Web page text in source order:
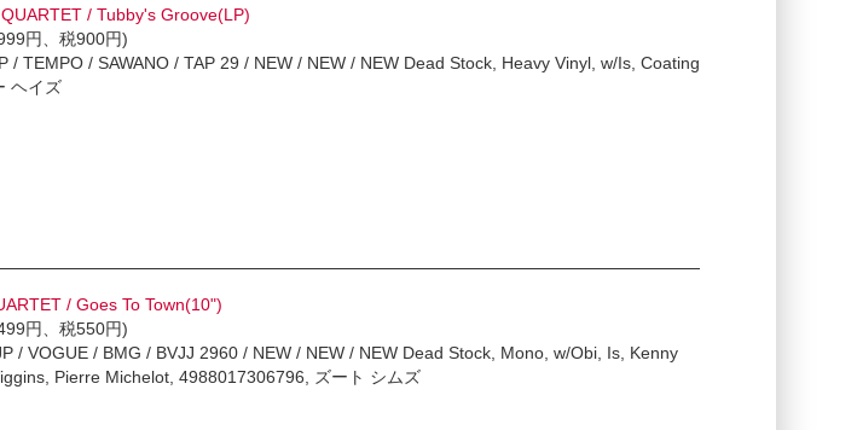
/ Tubby's Groove(LP)
円、税900円)
/ TEMPO / SAWANO / TAP 29 / NEW / NEW / NEW Dead Stock, Heavy Vinyl, w/Is, Coating
ヘイズ
/ Goes To Town(10")
円、税550円)
/ VOGUE / BMG / BVJJ 2960 / NEW / NEW / NEW Dead Stock, Mono, w/Obi, Is, Kenny
Pierre Michelot, 4988017306796, ズート シムズ